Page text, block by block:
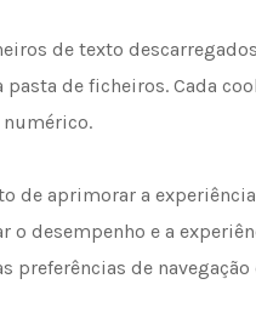
de texto
pasta de ficheiros. Cada
de aprimorar a
o desempenho e a
preferências de